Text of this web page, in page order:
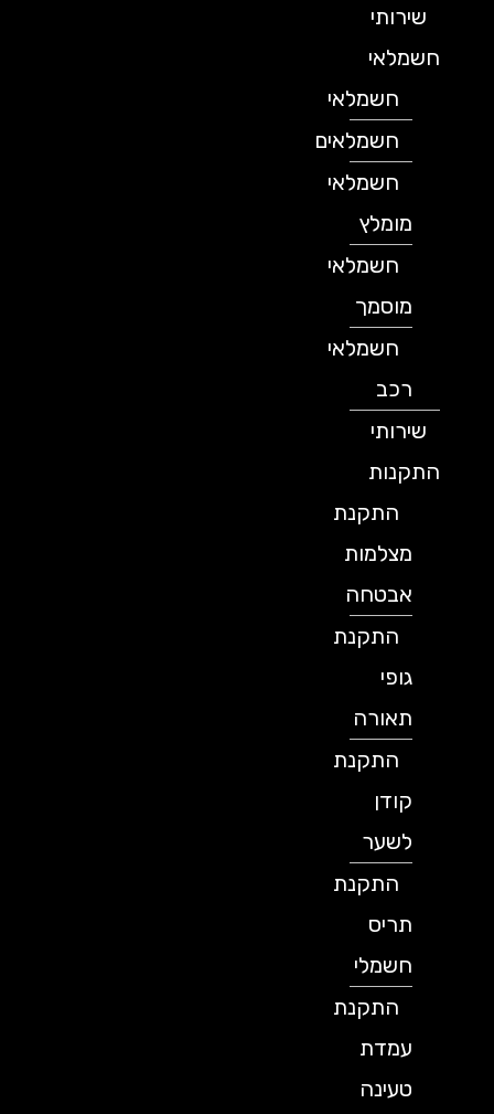
שירותי
חשמלאי
חשמלאי
חשמלאים
חשמלאי
מומלץ
חשמלאי
מוסמך
חשמלאי
שירותי
התקנות
התקנת
מצלמות
אבטחה
התקנת
תאורה
התקנת
לשער
התקנת
תריס
חשמלי
התקנת
עמדת
טעינה